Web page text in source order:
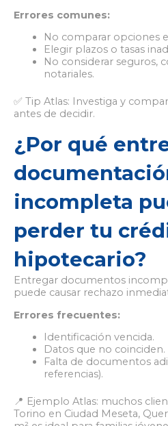
Errores comunes:
No comparar opciones
Elegir plazos o tasas
No considerar seguros,
notariales.
✅ Tip Atlas: Investiga y
antes de decidir.
¿Por qué
incompleta
perder tu
hipotecario?
Entregar documentos
puede causar rechazo
Errores frecuentes:
Identificación vencida.
Datos que no coinciden.
Falta de documentos
referencias).
📍 Ejemplo Atlas: muchos
Torino en Ciudad Meseta,